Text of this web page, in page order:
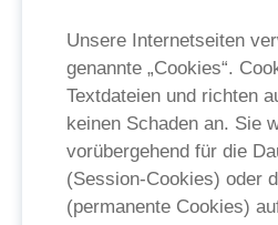
Unsere Internetseiten
genannte „Cookies“.
Textdateien und richten
keinen Schaden an. Sie
vorübergehend für die
(Session-Cookies) oder
(permanente Cookies)